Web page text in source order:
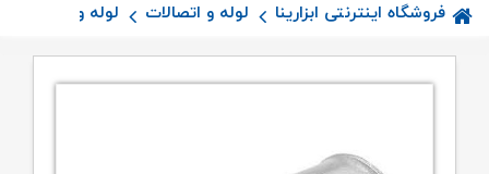
فروشگاه اینترنتی ابزارینا لوله و اتصالات لوله و اتصالات